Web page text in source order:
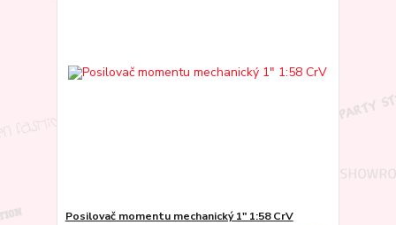
Posilovač momentu mechanický 1" 1:58 CrV